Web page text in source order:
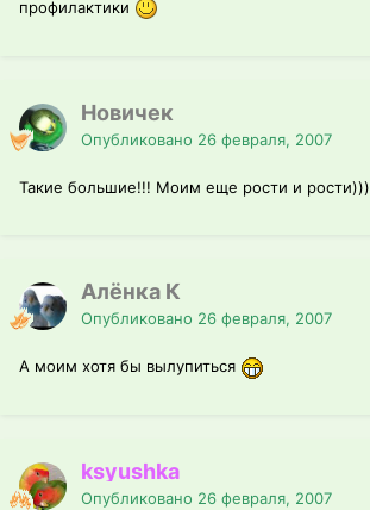
профилактики
Новичек
Опубликовано 26 февраля, 2007
Такие большие!!! Моим еще рости и рости)))
Алёнка К
Опубликовано 26 февраля, 2007
А моим хотя бы вылупиться
ksyushka
Опубликовано 26 февраля, 2007